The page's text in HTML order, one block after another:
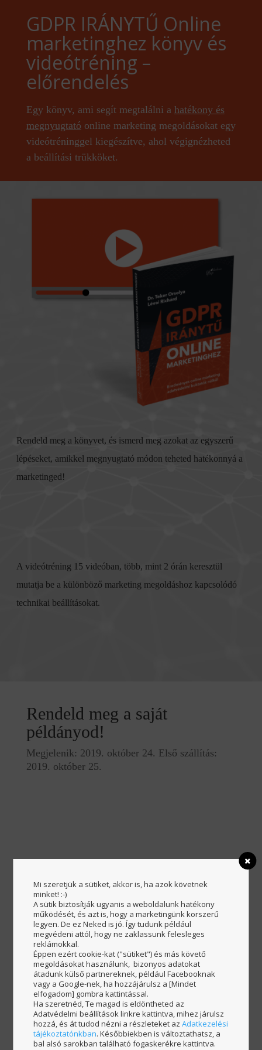
GDPR IRÁNYTŰ Online
marketinghez könyv és
videótréning –
előrendelés
Egy könyv, ami segít megtalálni a hatékony és
megnyugtató online marketing megoldásokat egy
videótréninggel kiegészítve, ahol végignézheted
a beállítási trükköket.
Rendeld meg a könyvet, és ismerd meg azokat az egyszerű
lépéseket, amikkel megnyugtató módon teheted hatékonnyá a
marketinged!
A videótréning 15 videóban, több, mint 2 órán keresztül
mutatja be a különböző marketing megoldáshoz kapcsolódó
technikai beállításokat.
Rendeld meg a saját
példányod!
Megjelenik: 2019. október 24. Első szállítás:
2019. október 25.
Hogyan kapod meg a
videótréninget?
Mi szeretjük a sütiket, akkor is, ha azok követnek
minket! :-)
A sütik biztosítják ugyanis a weboldalunk hatékony
működését, és azt is, hogy a marketingünk korszerű
legyen. De ez Neked is jó. Így tudunk például
megvédeni attól, hogy ne zaklassunk felesleges
reklámokkal.
Éppen ezért cookie-kat ("sütiket") és más követő
megoldásokat használunk, bizonyos adatokat
átadunk külső partnereknek, például Facebooknak
vagy a Google-nek, ha hozzájárulsz a [Mindet
elfogadom] gombra kattintással.
Ha szeretnéd, Te magad is eldöntheted az
Adatvédelmi beállítások linkre kattintva, mihez járulsz
hozzá, és át tudod nézni a részleteket azAdatkezelési
tájékoztatónkban. Későbbiekben is változtathatsz, a
bal alsó sarokban található fogaskerékre kattintva.